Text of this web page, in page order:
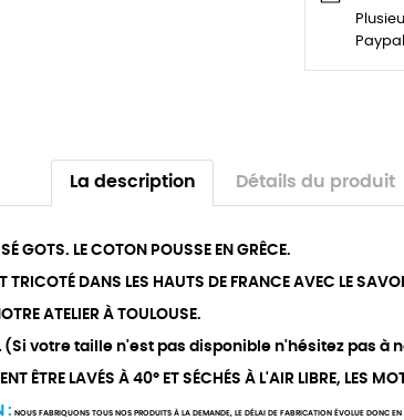
La description Détails du produit
GOTS. LE COTON POUSSE EN GRÊCE.
TRICOTÉ DANS LES HAUTS DE FRANCE AVEC LE
ATELIER À TOULOUSE.
(Si votre taille n'est pas disponible n'hésitez pas à
ÊTRE LAVÉS À 40° ET SÉCHÉS À L'AIR LIBRE, LES
: NOUS FABRIQUONS TOUS NOS PRODUITS À LA DEMANDE, LE DÉLAI DE FABRICATION ÉVOLUE DONC